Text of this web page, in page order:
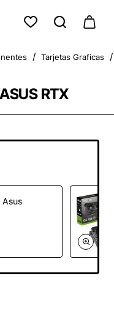
RTX
Tarjetas Graficas
Asus